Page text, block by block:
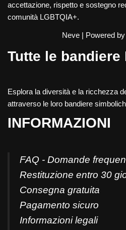
accettazione, rispetto e sostegno
comunità LGBTQIA+.
Neve| Powered by
Tutte le bandiere
Esplora la diversità e la ricchezza
attraverso le loro bandiere
INFORMAZIONI
FAQ - Domande
Restituzione entro 30
Consegna gratuita
Pagamento sicuro
Informazioni legali